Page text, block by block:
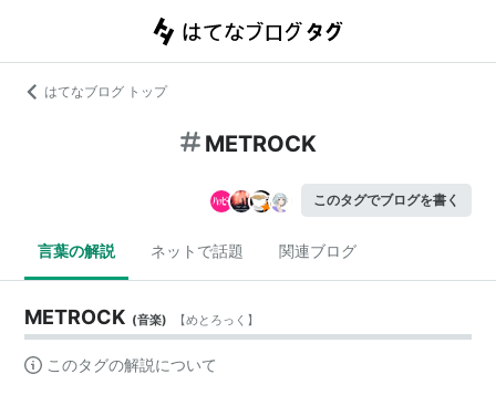
はてなブログ トップ
METROCK
このタグでブログを書く
言葉の解説 ネットで話題 関連ブログ
METROCK (音楽) 【めとろっく 】
このタグの解説について